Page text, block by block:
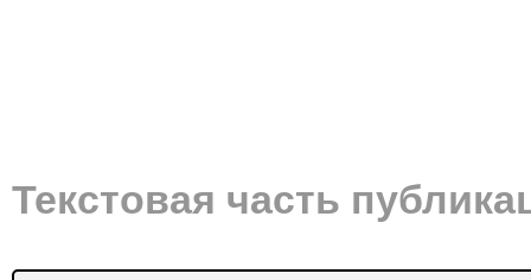
Текстовая часть